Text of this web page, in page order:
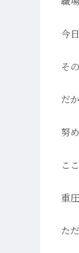
今
そ
だ
努
こ
重
た